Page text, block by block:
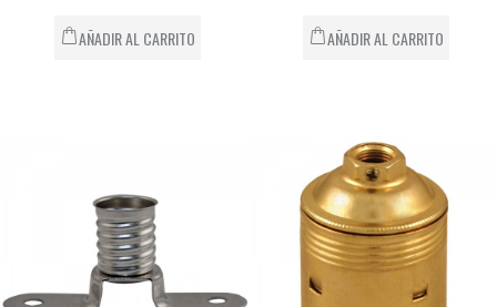
AÑADIR AL CARRITO AÑADIR AL CARRITO